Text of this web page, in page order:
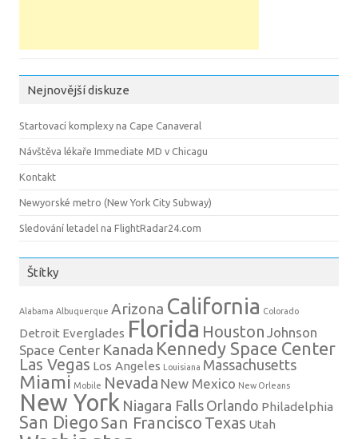
Nejnovější diskuze
Startovací komplexy na Cape Canaveral
Návštěva lékaře Immediate MD v Chicagu
Kontakt
Newyorské metro (New York City Subway)
Sledování letadel na FlightRadar24.com
Štítky
Alabama Albuquerque Arizona California Colorado
Detroit Everglades Florida Houston Johnson
Space Center Kanada Kennedy Space Center
Las Vegas Los Angeles Louisiana Massachusetts
Miami Mobile Nevada New Mexico New Orleans
New York Niagara Falls Orlando Philadelphia
San Diego San Francisco Texas Utah